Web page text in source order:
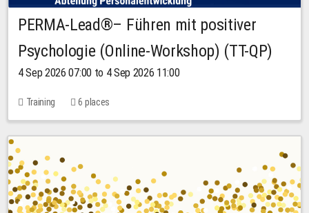
PERMA-Lead®– Führen mit positiver
Psychologie (Online-Workshop) (TT-QP)
4 Sep 2026 07:00 to 4 Sep 2026 11:00
Training 6 places